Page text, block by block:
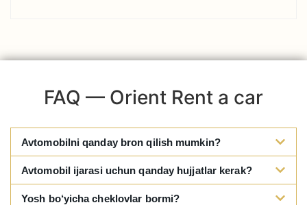
FAQ — Orient Rent a car
Avtomobilni qanday bron qilish mumkin?
Avtomobil ijarasi uchun qanday hujjatlar kerak?
Yosh bo‘yicha cheklovlar bormi?